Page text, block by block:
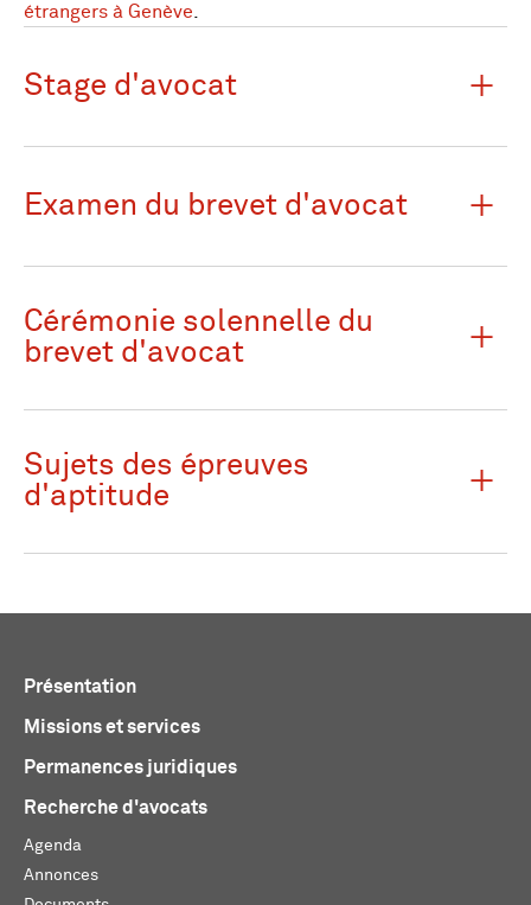
étrangers à Genève
Stage d'avocat
Examen du brevet d'avocat
Cérémonie solennelle du
brevet d'avocat
Sujets des épreuves
d'aptitude
Présentation
Missions et services
Permanences juridiques
Recherche d'avocats
Agenda
Annonces